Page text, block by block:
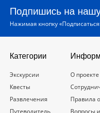
Подпишись на
Нажимая кнопку
Категории
Экскурсии
Квесты
Развлечения
Путеводитель
О проекте
Правила
Вопросы